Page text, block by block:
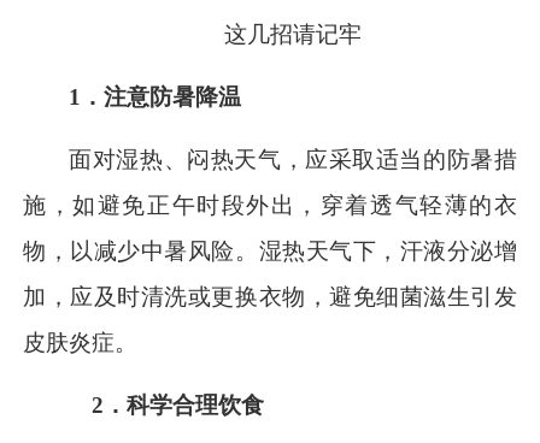
这几招请记牢
1．注意防暑降温
面对湿热、闷热天气，应采取适当的防暑措
施，如避免正午时段外出，穿着透气轻薄的衣
物，以减少中暑风险。湿热天气下，汗液分泌增
加，应及时清洗或更换衣物，避免细菌滋生引发
皮肤炎症。
2．科学合理饮食